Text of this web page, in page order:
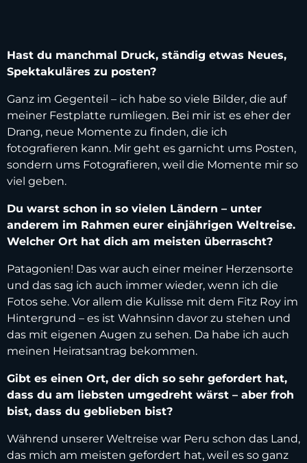
Hast du manchmal Druck, ständig etwas Neues,
Spektakuläres zu posten?
Ganz im Gegenteil – ich habe so viele Bilder, die auf
meiner Festplatte rumliegen. Bei mir ist es eher der
Drang, neue Momente zu finden, die ich
fotografieren kann. Mir geht es garnicht ums Posten,
sondern ums Fotografieren, weil die Momente mir so
viel geben.
Du warst schon in so vielen Ländern – unter
anderem im Rahmen eurer einjährigen Weltreise.
Welcher Ort hat dich am meisten überrascht?
Patagonien! Das war auch einer meiner Herzensorte
und das sag ich auch immer wieder, wenn ich die
Fotos sehe. Vor allem die Kulisse mit dem Fitz Roy im
Hintergrund – es ist Wahnsinn davor zu stehen und
das mit eigenen Augen zu sehen. Da habe ich auch
meinen Heiratsantrag bekommen.
Gibt es einen Ort, der dich so sehr gefordert hat,
dass du am liebsten umgedreht wärst – aber froh
bist, dass du geblieben bist?
Während unserer Weltreise war Peru schon das Land,
das mich am meisten gefordert hat, weil es so ganz